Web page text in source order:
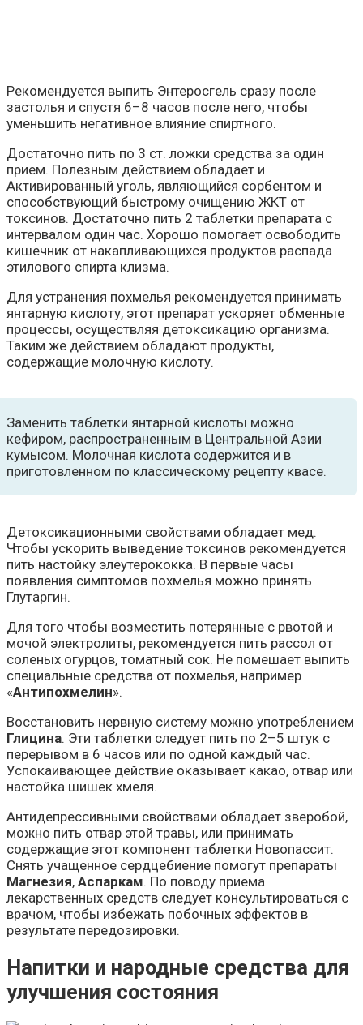
Рекомендуется выпить Энтеросгель сразу после
застолья и спустя 6–8 часов после него, чтобы
уменьшить негативное влияние спиртного.
Достаточно пить по 3 ст. ложки средства за один
прием. Полезным действием обладает и
Активированный уголь, являющийся сорбентом и
способствующий быстрому очищению ЖКТ от
токсинов. Достаточно пить 2 таблетки препарата с
интервалом один час. Хорошо помогает освободить
кишечник от накапливающихся продуктов распада
этилового спирта клизма.
Для устранения похмелья рекомендуется принимать
янтарную кислоту, этот препарат ускоряет обменные
процессы, осуществляя детоксикацию организма.
Таким же действием обладают продукты,
содержащие молочную кислоту.
Заменить таблетки янтарной кислоты можно
кефиром, распространенным в Центральной Азии
кумысом. Молочная кислота содержится и в
приготовленном по классическому рецепту квасе.
Детоксикационными свойствами обладает мед.
Чтобы ускорить выведение токсинов рекомендуется
пить настойку элеутерококка. В первые часы
появления симптомов похмелья можно принять
Глутаргин.
Для того чтобы возместить потерянные с рвотой и
мочой электролиты, рекомендуется пить рассол от
соленых огурцов, томатный сок. Не помешает выпить
специальные средства от похмелья, например
«Антипохмелин».
Восстановить нервную систему можно употреблением
Глицина. Эти таблетки следует пить по 2–5 штук с
перерывом в 6 часов или по одной каждый час.
Успокаивающее действие оказывает какао, отвар или
настойка шишек хмеля.
Антидепрессивными свойствами обладает зверобой,
можно пить отвар этой травы, или принимать
содержащие этот компонент таблетки Новопассит.
Снять учащенное сердцебиение помогут препараты
Магнезия, Аспаркам. По поводу приема
лекарственных средств следует консультироваться с
врачом, чтобы избежать побочных эффектов в
результате передозировки.
Напитки и народные средства для
улучшения состояния